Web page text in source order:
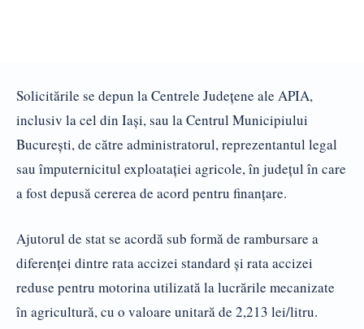
Solicitările se depun la Centrele Județene ale APIA,
inclusiv la cel din Iași, sau la Centrul Municipiului
București, de către administratorul, reprezentantul legal
sau împuternicitul exploatației agricole, în județul în care
a fost depusă cererea de acord pentru finanțare.
Ajutorul de stat se acordă sub formă de rambursare a
diferenței dintre rata accizei standard și rata accizei
reduse pentru motorina utilizată la lucrările mecanizate
în agricultură, cu o valoare unitară de 2,213 lei/litru.